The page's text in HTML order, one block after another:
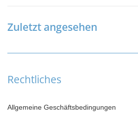
Zuletzt angesehen
Rechtliches
Allgemeine Geschäftsbedingungen